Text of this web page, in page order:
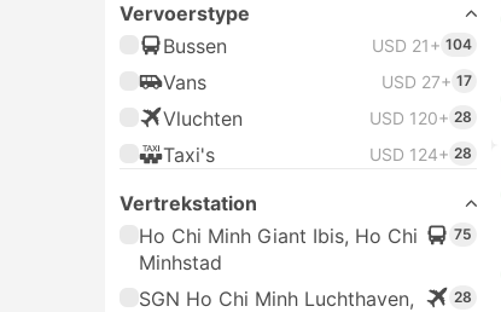
Vervoerstype
Bussen
USD 21+ 104
Vans USD 27+ 17
Vluchten USD 120+ 28
Taxi's USD 124+ 28
Vertrekstation
Ho Chi Minh Giant Ibis, Ho Chi
Minhstad
75
SGN Ho Chi Minh Luchthaven,
28